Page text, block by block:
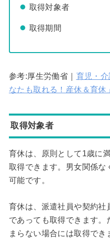
取得対象者
取得期間
参考:厚生労働省｜ 育児・
なたも取れる！産休＆育休」
取得対象者
育休は、原則として1歳に
取得できます。男女関係な
可能です。
育休は、派遣社員や契約
であっても取得できます
まらない場合には取得でき